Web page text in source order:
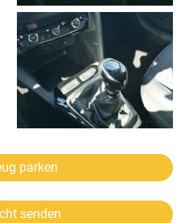
parken
senden